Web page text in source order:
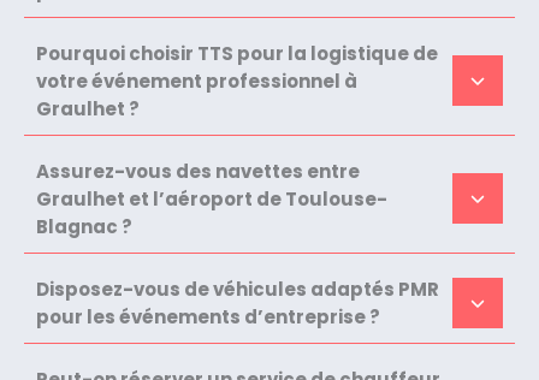
Pourquoi choisir TTS pour la logistique de
votre événement professionnel à
Graulhet ?
Assurez-vous des navettes entre
Graulhet et l’aéroport de Toulouse-
Blagnac ?
Disposez-vous de véhicules adaptés PMR
pour les événements d’entreprise ?